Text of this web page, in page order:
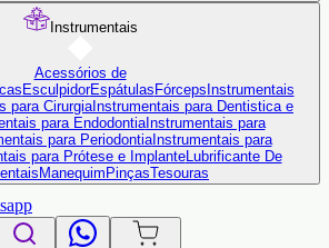
Instrumentais
Acessórios de
EsculpidorEspátulas Fórceps Instrumentais
para Cirurgia Instrumentais para Dentistica e
para EndodontiaInstrumentais para
para PeriodontiaInstrumentais para
para Prótese e ImplanteLubrificante De
Manequim PinçasTesouras